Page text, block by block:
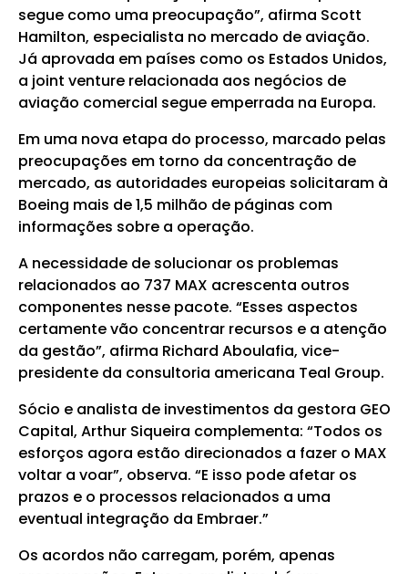
segue como uma preocupação”, afirma Scott
Hamilton, especialista no mercado de aviação.
Já aprovada em países como os Estados Unidos,
a joint venture relacionada aos negócios de
aviação comercial segue emperrada na Europa.
Em uma nova etapa do processo, marcado pelas
preocupações em torno da concentração de
mercado, as autoridades europeias solicitaram à
Boeing mais de 1,5 milhão de páginas com
informações sobre a operação.
A necessidade de solucionar os problemas
relacionados ao 737 MAX acrescenta outros
componentes nesse pacote. “Esses aspectos
certamente vão concentrar recursos e a atenção
da gestão”, afirma Richard Aboulafia, vice-
presidente da consultoria americana Teal Group.
Sócio e analista de investimentos da gestora GEO
Capital, Arthur Siqueira complementa: “Todos os
esforços agora estão direcionados a fazer o MAX
voltar a voar”, observa. “E isso pode afetar os
prazos e o processos relacionados a uma
eventual integração da Embraer.”
Os acordos não carregam, porém, apenas